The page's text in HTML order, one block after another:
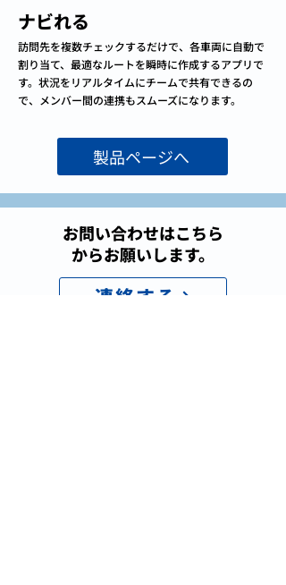
ナビれる
訪問先を複数チェックするだけで、各車両に自動で
割り当て、最適なルートを瞬時に作成するアプリで
す。状況をリアルタイムにチームで共有できるの
で、メンバー間の連携もスムーズになります。
製品ページへ
お問い合わせはこちら
からお願いします。
連絡する